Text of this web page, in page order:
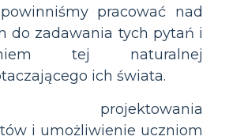
pracować nad
do zadawania tych pytań i
tej naturalnej
ich świata.
projektowania
i umożliwienie uczniom